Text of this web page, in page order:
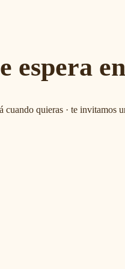
espera
quieras · te invitamos